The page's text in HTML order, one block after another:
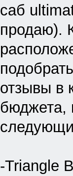
саб
продаю).
отзывы в
бюджета,
-Triangle